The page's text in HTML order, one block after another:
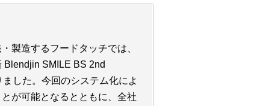
製造するフードタッチでは、
Blendjin SMILE BS 2nd
した。今回のシステム化によ
が可能となるとともに、全社